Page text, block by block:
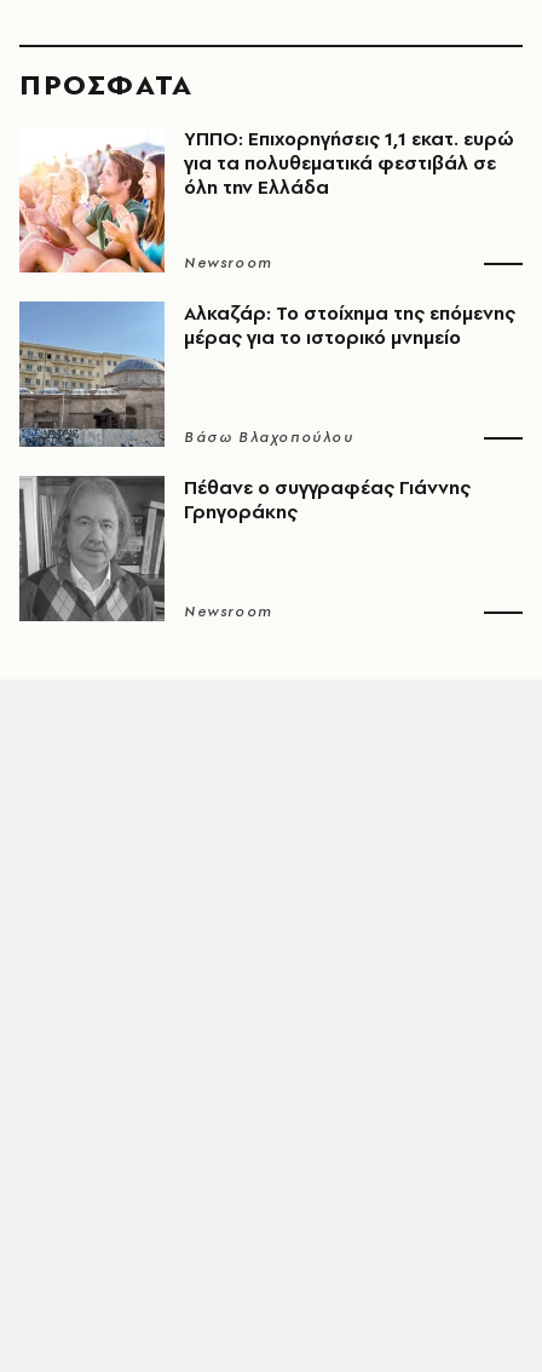
ΠΡΟΣΦΑΤΑ
ΥΠΠΟ: Επιχορηγήσεις 1,1 εκατ. ευρώ
για τα πολυθεματικά φεστιβάλ σε
όλη την Ελλάδα
Newsroom
Αλκαζάρ: Το στοίχημα της επόμενης
μέρας για το ιστορικό μνημείο
Βάσω Βλαχοπούλου
Πέθανε ο συγγραφέας Γιάννης
Γρηγοράκης
Newsroom